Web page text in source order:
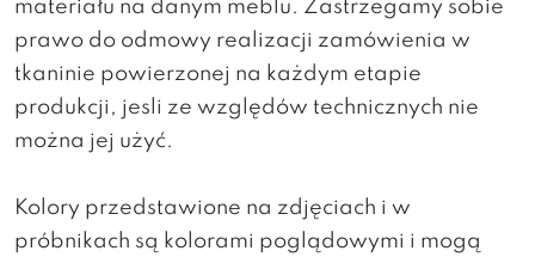
materiału na danym meblu. Zastrzegamy sobie
prawo do odmowy realizacji zamówienia w
tkaninie powierzonej na każdym etapie
produkcji, jesli ze względów technicznych nie
można jej użyć.
Kolory przedstawione na zdjęciach i w
próbnikach są kolorami poglądowymi i mogą